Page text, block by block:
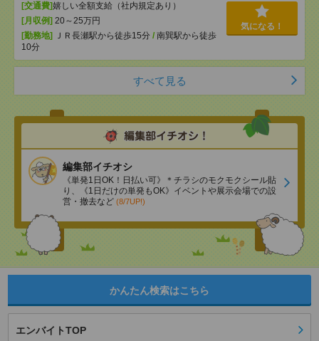
[交通費]嬉しい全額支給（社内規定あり）
[月収例] 20～25万円
[勤務地]
ＪＲ長瀬駅から徒歩15分 / 南巽駅から徒歩
10分
気になる！
すべて見る
編集部イチオシ
《単発1日OK！日払い可》＊チラシのモクモクシール貼
り、《1日だけの単発もOK》イベントや展示会場での設
営・撤去など (8/7UP!)
かんたん検索はこちら
エンバイトTOP